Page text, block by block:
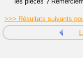
>>> Résultats suivants